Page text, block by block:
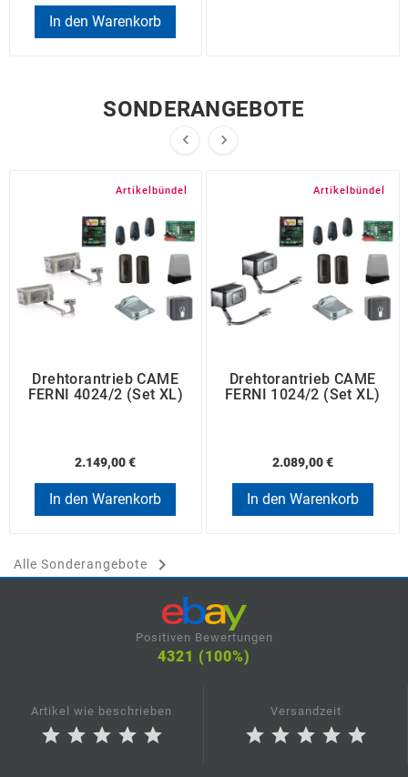
In den Warenkorb
SONDERANGEBOTE
 
Artikelbündel
Drehtorantrieb CAME
FERNI 4024/2 (Set XL)
2.149,00 €
In den Warenkorb
Artikelbündel
Drehtorantrieb CAME
FERNI 1024/2 (Set XL)
2.089,00 €
In den Warenkorb
Alle Sonderangebote 
Positiven Bewertungen
4321 (100%)
Artikel wie beschrieben
star star star star star
Versandzeit
star star star star star